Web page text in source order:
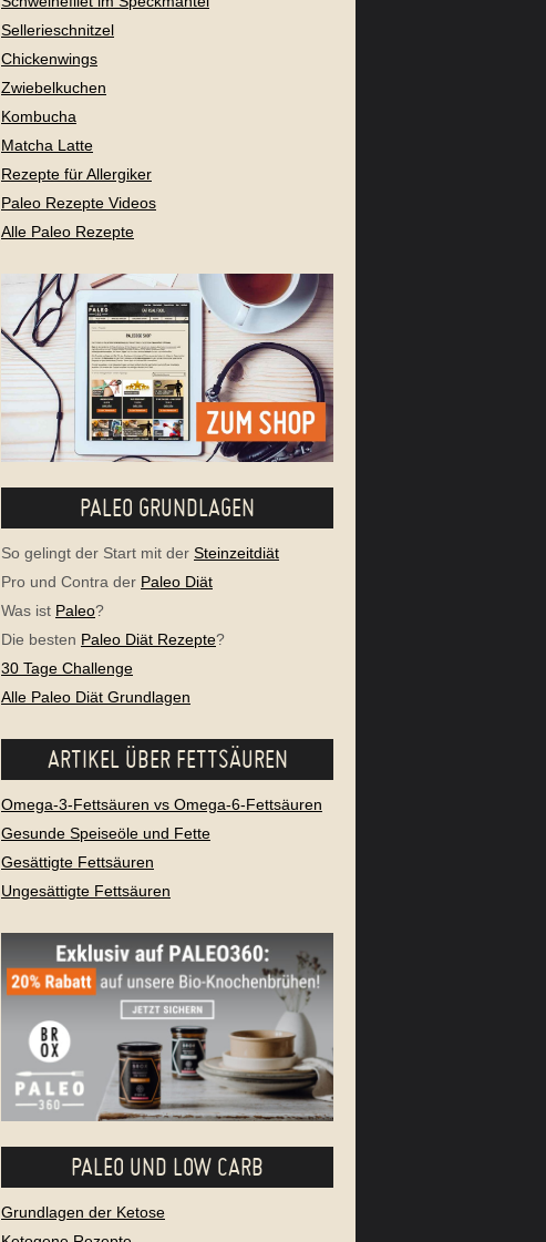
Sellerieschnitzel
Chickenwings
Zwiebelkuchen
Kombucha
Matcha Latte
Rezepte für Allergiker
Paleo Rezepte Videos
Alle Paleo Rezepte
PALEO GRUNDLAGEN
So gelingt der Start mit der Steinzeitdiät
Pro und Contra der Paleo Diät
Was ist Paleo?
Die besten Paleo Diät Rezepte?
30 Tage Challenge
Alle Paleo Diät Grundlagen
ARTIKEL ÜBER FETTSÄUREN
Omega-3-Fettsäuren vs Omega-6-Fettsäuren
Gesunde Speiseöle und Fette
Gesättigte Fettsäuren
Ungesättigte Fettsäuren
PALEO UND LOW CARB
Grundlagen der Ketose